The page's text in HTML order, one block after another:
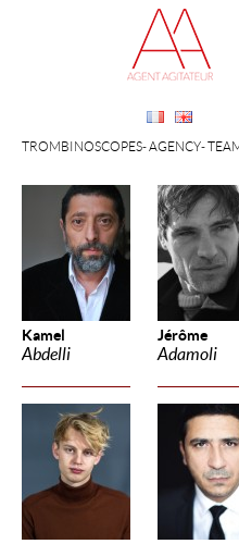
Kamel
Abdelli
Jérôme
Adamoli
TROMBINOSCOPES AGENCY